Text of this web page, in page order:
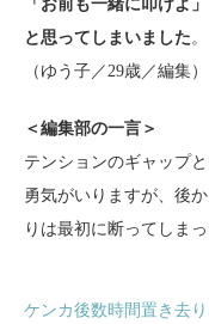
「お前も一緒に叩けよ
と思ってしまいました 。
（ゆう子／29歳／編集）
＜編集部の一言＞
テンションのギャップ
勇気がいりますが、後
りは最初に断ってしま
ケンカ後数時間置き去